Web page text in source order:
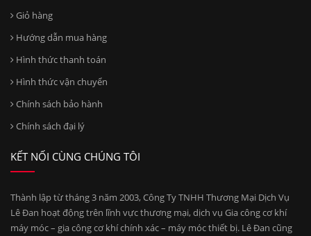
Giỏ hàng
Hướng dẫn mua hàng
Hình thức thanh toán
Hình thức vận chuyển
Chính sách bảo hành
Chính sách đại lý
KẾT NỐI CÙNG CHÚNG TÔI
Thành lập từ tháng 3 năm 2003, Công Ty TNHH Thương Mại Dịch Vụ
Lê Đan hoạt động trên lĩnh vực thương mại, dịch vụ Gia công cơ khí
máy móc – gia công cơ khí chính xác – máy móc thiết bị. Lê Đan cũng